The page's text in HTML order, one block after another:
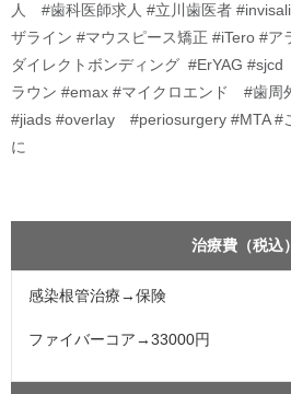
人 #歯科医師求人 #立川歯医者
ザライン #マウスピース矯正 #iTero #
ダイレクトボンディング #ErYAG #sjcd
ラウン #emax #マイクロエンド #歯
#jiads #overlay #periosurgery #MTA #
に
治療費（税込）
感染根管治療→保険
ファイバーコア→33000円